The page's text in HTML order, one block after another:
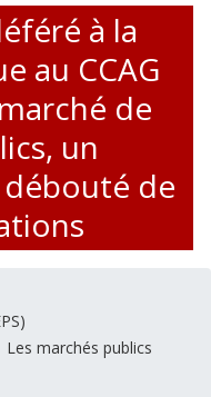
à la
au CCAG
de
un
de
Les marchés publics